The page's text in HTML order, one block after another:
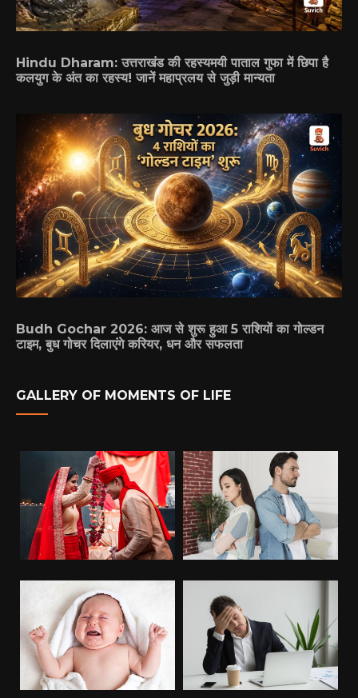
Hindu Dharam: उत्तराखंड की रहस्यमयी पाताल गुफा में छिपा है
कलयुग के अंत का रहस्य! जानें महाप्रलय से जुड़ी मान्यता
Budh Gochar 2026: आज से शुरू हुआ 5 राशियों का गोल्डन
टाइम, बुध गोचर दिलाएंगे करियर, धन और सफलता
GALLERY OF MOMENTS OF LIFE